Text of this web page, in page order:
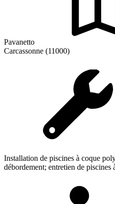
Pavanetto
Carcassonne (11000)
Installation de piscines à coque
débordement; entretien de piscines